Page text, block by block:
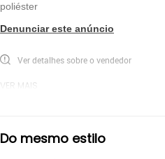
poliéster
Denunciar este anúncio
Ver detalhes sobre o vendedor
VER MAIS
Do mesmo estilo